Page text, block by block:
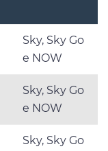
Sky, Sky Go
e NOW
Sky, Sky Go
e NOW
Sky, Sky Go